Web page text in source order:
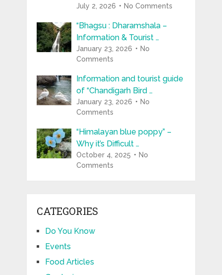
July 2, 2026 No Comments
“Bhagsu : Dharamshala –
Information & Tourist …
January 23, 2026
No
Comments
Information and tourist guide
of “Chandigarh Bird …
January 23, 2026
No
Comments
“Himalayan blue poppy” –
Why it’s Difficult …
October 4, 2025
No
Comments
CATEGORIES
Do You Know
Events
Food Articles